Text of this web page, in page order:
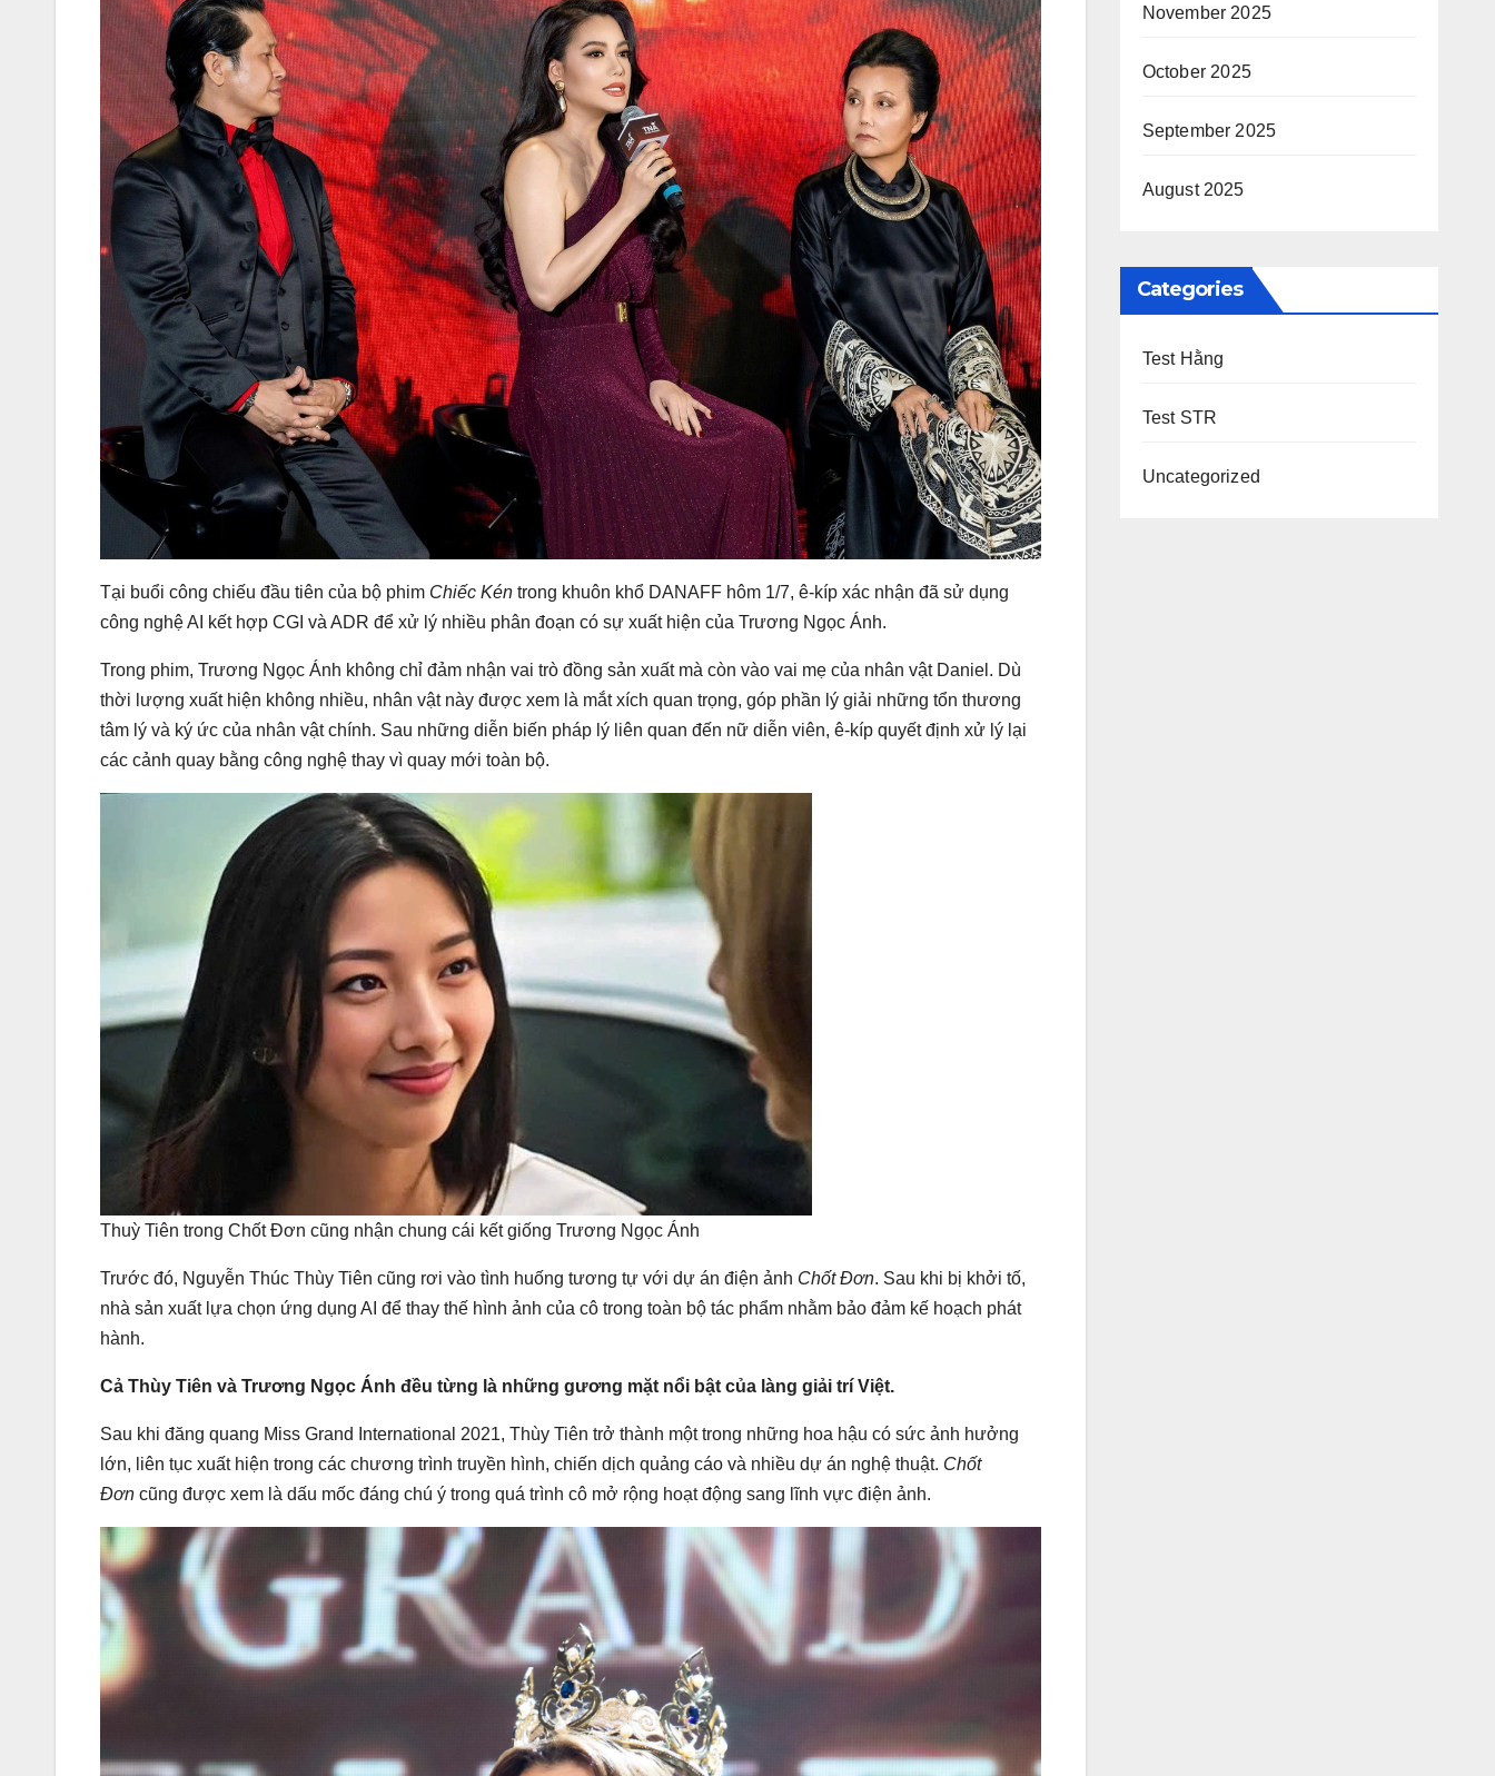
Tại buổi công chiếu đầu tiên của bộ phim Chiếc Kén trong khuôn khổ DANAFF hôm 1/7, ê-kíp xác nhận đã sử dụng
công nghệ AI kết hợp CGI và ADR để xử lý nhiều phân đoạn có sự xuất hiện của Trương Ngọc Ánh.
Trong phim, Trương Ngọc Ánh không chỉ đảm nhận vai trò đồng sản xuất mà còn vào vai mẹ của nhân vật Daniel. Dù
thời lượng xuất hiện không nhiều, nhân vật này được xem là mắt xích quan trọng, góp phần lý giải những tổn thương
tâm lý và ký ức của nhân vật chính. Sau những diễn biến pháp lý liên quan đến nữ diễn viên, ê-kíp quyết định xử lý lại
các cảnh quay bằng công nghệ thay vì quay mới toàn bộ.
Thuỳ Tiên trong Chốt Đơn cũng nhận chung cái kết giống Trương Ngọc Ánh
Trước đó, Nguyễn Thúc Thùy Tiên cũng rơi vào tình huống tương tự với dự án điện ảnh Chốt Đơn. Sau khi bị khởi tố,
nhà sản xuất lựa chọn ứng dụng AI để thay thế hình ảnh của cô trong toàn bộ tác phẩm nhằm bảo đảm kế hoạch phát
hành.
Cả Thùy Tiên và Trương Ngọc Ánh đều từng là những gương mặt nổi bật của làng giải trí Việt.
Sau khi đăng quang Miss Grand International 2021, Thùy Tiên trở thành một trong những hoa hậu có sức ảnh hưởng
lớn, liên tục xuất hiện trong các chương trình truyền hình, chiến dịch quảng cáo và nhiều dự án nghệ thuật. Chốt
Đơn cũng được xem là dấu mốc đáng chú ý trong quá trình cô mở rộng hoạt động sang lĩnh vực điện ảnh.
November 2025
October 2025
September 2025
August 2025
Categories
Test Hằng
Test STR
Uncategorized